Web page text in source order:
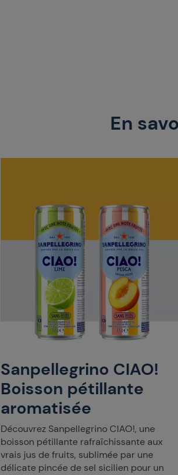
En
Sanpellegrino CIAO!
Boisson pétillante
aromatisée
Découvrez Sanpellegrino CIAO!, une
boisson pétillante rafraîchissante aux
vrais jus de fruits, sublimée par une
délicate pincée de sel sicilien pour un